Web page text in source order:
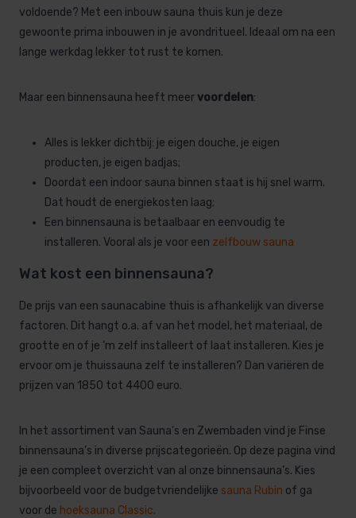
voldoende? Met een inbouw sauna thuis kun je deze
gewoonte prima inbouwen in je avondritueel. Ideaal om na een
lange werkdag lekker tot rust te komen.
Maar een binnensauna heeft meervoordelen:
Alles is lekker dichtbij: je eigen douche, je eigen
producten, je eigen badjas;
Doordat een indoor sauna binnen staat is hij snel warm.
Dat houdt de energiekosten laag;
Een binnensauna is betaalbaar en eenvoudig te
installeren. Vooral als je voor een zelfbouw sauna
Wat kost een binnensauna?
De prijs van een saunacabine thuis is afhankelijk van diverse
factoren. Dit hangt o.a. af van het model, het materiaal, de
grootte en of je ‘m zelf installeert of laat installeren. Kies je
ervoor om je thuissauna zelf te installeren? Dan variëren de
prijzen van 1850 tot 4400 euro.
In het assortiment van Sauna’s en Zwembaden vind je Finse
binnensauna’s in diverse prijscategorieën. Op deze pagina vind
je een compleet overzicht van al onze binnensauna’s. Kies
bijvoorbeeld voor de budgetvriendelijke sauna Rubin of ga
voor de hoeksauna Classic.